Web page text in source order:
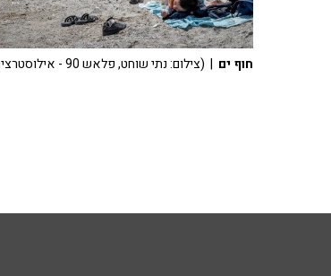
חוף ים | (צילום: נתי שוחט, פלאש 90 - אילוסטרציה)